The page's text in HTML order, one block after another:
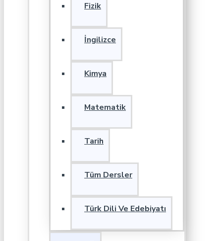
Fizik
İngilizce
Kimya
Matematik
Tarih
Tüm Dersler
Türk Dili Ve Edebiyatı